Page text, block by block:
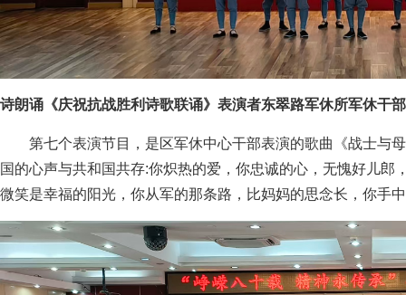
诗朗诵《庆祝抗战胜利诗歌联诵》表演者东翠路军休所军休干部
第七个表演节目，是区军休中心干部表演的歌曲《战士与
国的心声与共和国共存:你炽热的爱，你忠诚的心，无愧好儿
微笑是幸福的阳光，你从军的那条路，比妈妈的思念长，你